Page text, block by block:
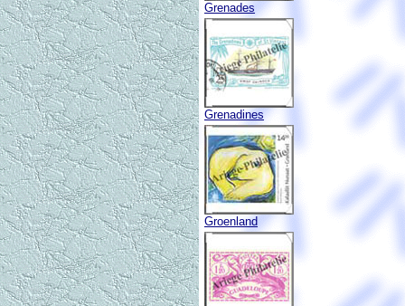
Grenades
Grenadines
Groenland